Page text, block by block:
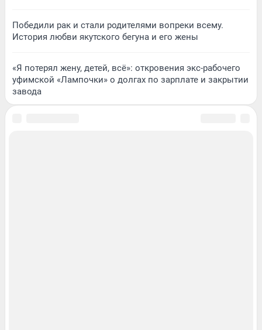
Победили рак и стали родителями вопреки всему.
История любви якутского бегуна и его жены
«Я потерял жену, детей, всё»: откровения экс-рабочего
уфимской «Лампочки» о долгах по зарплате и закрытии
завода